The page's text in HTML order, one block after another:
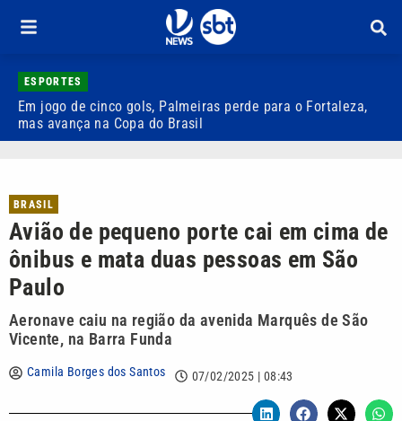
ESPORTES
Em jogo de cinco gols, Palmeiras perde para o Fortaleza,
mas avança na Copa do Brasil
BRASIL
Avião de pequeno porte cai em cima de
ônibus e mata duas pessoas em São
Paulo
Aeronave caiu na região da avenida Marquês de São
Vicente, na Barra Funda
Camila Borges dos Santos 07/02/2025 | 08:43